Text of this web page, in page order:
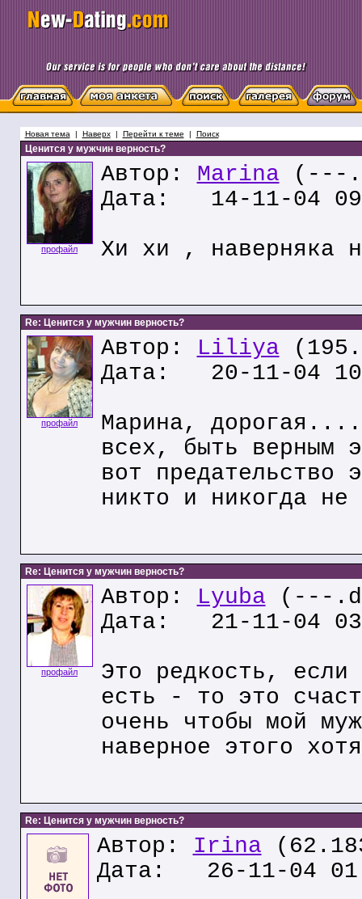
Новая тема | Наверх| Перейти к теме | Поиск
Ценится у мужчин верность?
профайл
Автор: Marina (---
Дата: 14-11-04
Хи хи , наверняка
Re: Ценится у мужчин верность?
профайл
Автор: Liliya
Дата: 20-11-04
Марина,
всех, быть верным
вот предательство
никто и никогда
Re: Ценится у мужчин верность?
профайл
Автор: Lyuba (---
Дата: 21-11-04
Это редкость,
есть - то это
очень чтобы мой
наверное этого
Re: Ценится у мужчин верность?
Автор: Irina
Дата: 26-11-04